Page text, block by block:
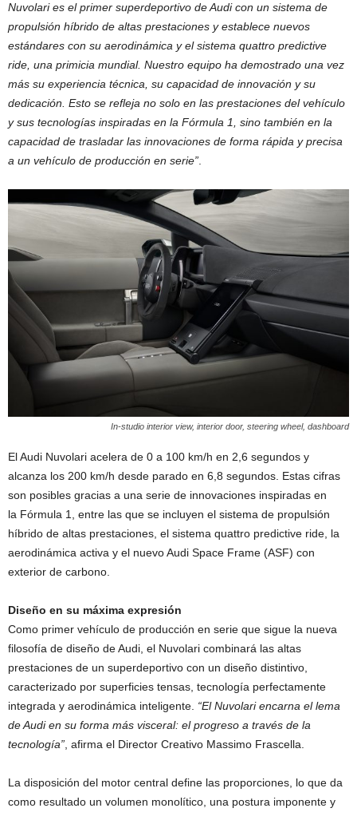
Nuvolari es el primer superdeportivo de Audi con un sistema de
propulsión híbrido de altas prestaciones y establece nuevos
estándares con su aerodinámica y el sistema quattro predictive
ride, una primicia mundial. Nuestro equipo ha demostrado una vez
más su experiencia técnica, su capacidad de innovación y su
dedicación. Esto se refleja no solo en las prestaciones del vehículo
y sus tecnologías inspiradas en la Fórmula 1, sino también en la
capacidad de trasladar las innovaciones de forma rápida y precisa
a un vehículo de producción en serie”
In-studio interior view, interior door, steering wheel, dashboard
El Audi Nuvolari acelera de 0 a 100 km/h en 2,6 segundos y
alcanza los 200 km/h desde parado en 6,8 segundos. Estas cifras
son posibles gracias a una serie de innovaciones inspiradas en
la Fórmula 1, entre las que se incluyen el sistema de propulsión
híbrido de altas prestaciones, el sistema quattro predictive ride, la
aerodinámica activa y el nuevo Audi Space Frame (ASF) con
exterior de carbono.
Diseño en su máxima expresión
Como primer vehículo de producción en serie que sigue la nueva
filosofía de diseño de Audi, el Nuvolari combinará las altas
prestaciones de un superdeportivo con un diseño distintivo,
caracterizado por superficies tensas, tecnología perfectamente
integrada y aerodinámica inteligente. “El Nuvolari encarna el lema
de Audi en su forma más visceral: el progreso a través de la
tecnología” , afirma el Director Creativo Massimo Frascella.
La disposición del motor central define las proporciones, lo que da
como resultado un volumen monolítico, una postura imponente y